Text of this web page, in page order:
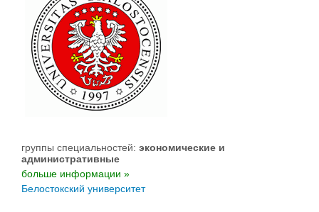
группы специальностей: экономические и
административные
больше информации »
Белостокский университет